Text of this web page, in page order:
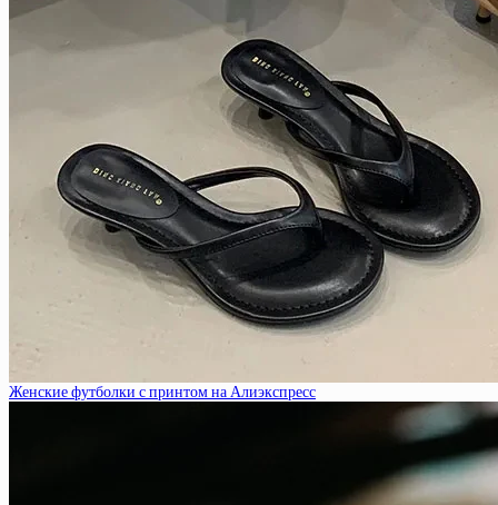
Женские футболки с принтом на Алиэкспресс